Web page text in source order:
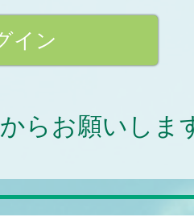
からお願いしま